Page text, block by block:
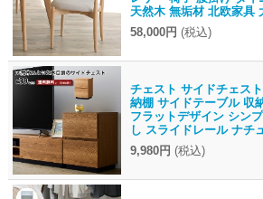
天然木 無垢材 北欧家具
58,000円 (税込)
チェスト サイドチェス
納棚 サイドテーブル 収
フラットデザイン シン
し スライドレール ナチ
9,980円 (税込)